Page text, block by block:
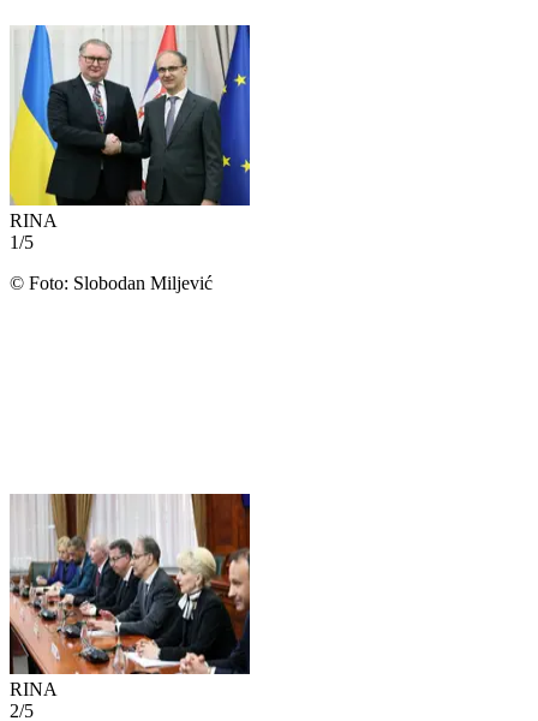
RINA
1/5
© Foto: Slobodan Miljević
RINA
2/5